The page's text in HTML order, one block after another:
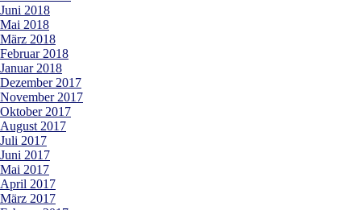
Juni 2018
Mai 2018
März 2018
Februar 2018
Januar 2018
Dezember 2017
November 2017
Oktober 2017
August 2017
Juli 2017
Juni 2017
Mai 2017
April 2017
März 2017